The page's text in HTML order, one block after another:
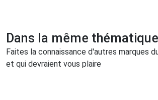
Dans la même thématique
Faites la connaissance d'autres marques
et qui devraient vous plaire